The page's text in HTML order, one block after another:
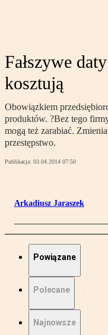
Fałszywe
kosztują
Obowiązkiem
produktów. ?Bez tego
mogą też zarabiać.
przestępstwo.
Publikacja: 03.04.2014 07:50
Arkadiusz Jaraszek
Powiązane
Polecane
Najnowsze